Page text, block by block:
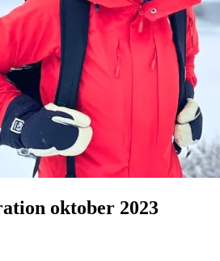
oktober 2023